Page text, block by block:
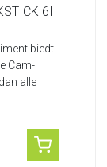
6I
biedt
Cam-
alle